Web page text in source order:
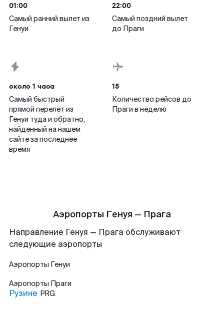
01:00
Самый ранний вылет из
Генуи
22:00
Самый поздний вылет
до Праги
около 1 часа
Самый быстрый
прямой перелет из
Генуи туда и обратно,
найденный на нашем
сайте за последнее
время
15
Количество рейсов до
Праги в неделю
Аэропорты Генуя — Прага
Направление Генуя — Прага обслуживают
следующие аэропорты
Аэропорты Генуи
Аэропорты Праги
Рузине PRG